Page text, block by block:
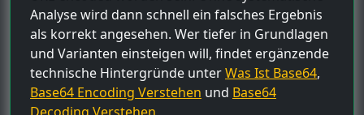
Analyse wird dann schnell ein falsches Ergebnis
als korrekt angesehen. Wer tiefer in Grundlagen
und Varianten einsteigen will, findet ergänzende
technische Hintergründe unterWas Ist Base64,
Base64 Encoding Verstehen und Base64
Decoding Verstehen.